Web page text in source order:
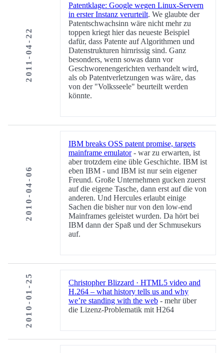
2011-04-22
Patentklage: Google wegen Linux-Servern
in erster Instanz verurteilt. We glaubte der
Patentschwachsinn wäre nicht mehr zu
toppen kriegt hier das neueste Beispiel
dafür, dass Patente auf Algorithmen und
Datenstrukturen hirnrissig sind. Ganz
besonders, wenn sowas dann vor
Geschworenengerichten verhandelt wird,
als ob Patentverletzungen was wäre, das
von der "Volksseele" beurteilt werden
könnte.
2010-04-06
IBM breaks OSS patent promise, targets
mainframe emulator- war zu erwarten, ist
aber trotzdem eine üble Geschichte. IBM ist
eben IBM - und IBM ist nur sein eigener
Freund. Große Unternehmen gucken zuerst
auf die eigene Tasche, dann erst auf die von
anderen. Und Hercules erlaubt einige
Sachen die bisher nur von den low-end
Mainframes geleistet wurden. Da hört bei
IBM dann der Spaß und der Schmusekurs
auf.
2010-01-25
Christopher Blizzard · HTML5 video and
H.264 – what history tells us and why
we’re standing with the web - mehr über
die Lizenz-Problematik mit H264